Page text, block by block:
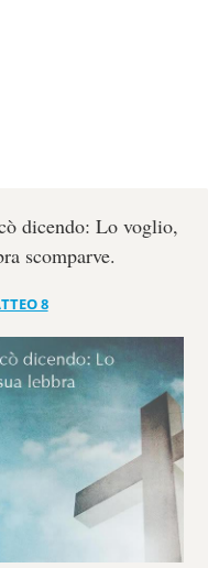
dicendo: Lo voglio,
scomparve.
8